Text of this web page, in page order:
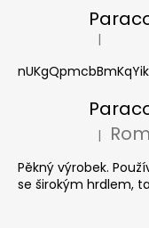
|
nUKgQpmcbBmKqYik
|
Pěkný výrobek.
se širokým hrdlem,